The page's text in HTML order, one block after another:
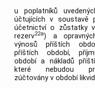
u poplatníků
účtujících v soustavě
účetnictví o zůstatky
rezerv22a) a
výnosů příštích
příštích období,
období a nákladů
které nebudou
zúčtovány v období